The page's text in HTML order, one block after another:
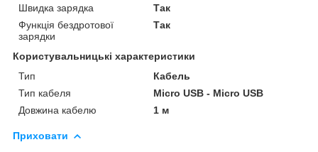
Швидка зарядка
Так
Функція бездротової
зарядки
Так
Користувальницькі характеристики
Тип
Кабель
Тип кабеля
Micro USB - Micro USB
Довжина кабелю
1 м
Приховати